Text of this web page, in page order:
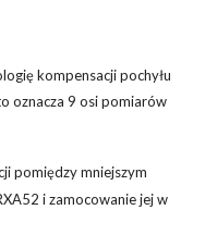
kompensacji pochyłu
oznacza 9 osi pomiarów
pomiędzy mniejszym
i zamocowanie jej w